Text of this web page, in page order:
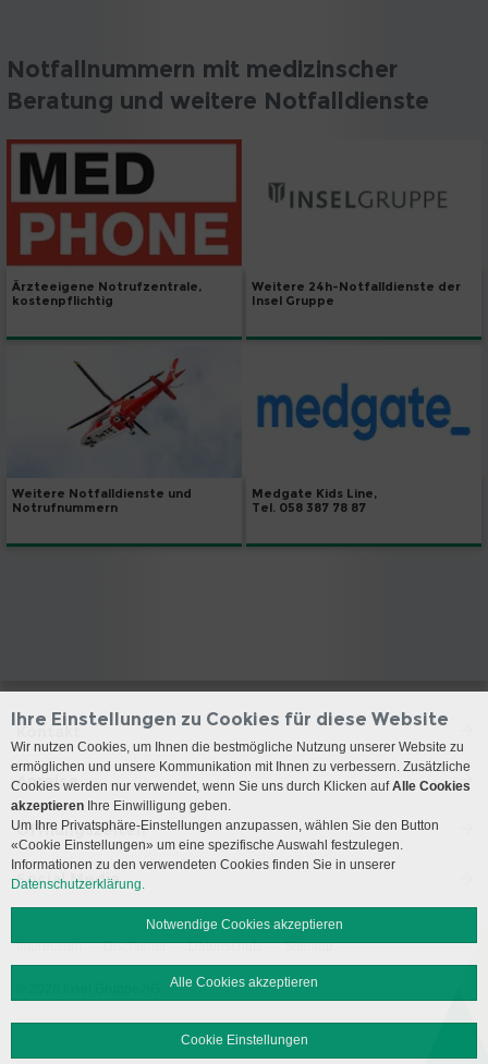
Notfallnummern mit medizinscher
Beratung und weitere Notfalldienste
Ärzteeigene Notrufzentrale,
kostenpflichtig
Weitere 24h-Notfalldienste der
Insel Gruppe
Weitere Notfalldienste und
Notrufnummern
Medgate Kids Line,
Tel. 058 387 78 87
Kontakt
Anreise
Öffnungszeiten
Social Media
Impressum Disclaimer Datenschutz Sitemap
Ihre Einstellungen zu Cookies für diese Website
Wir nutzen Cookies, um Ihnen die bestmögliche Nutzung unserer Website zu
ermöglichen und unsere Kommunikation mit Ihnen zu verbessern. Zusätzliche
Cookies werden nur verwendet, wenn Sie uns durch Klicken aufAlle Cookies
akzeptieren Ihre Einwilligung geben.
Um Ihre Privatsphäre-Einstellungen anzupassen, wählen Sie den Button
«Cookie Einstellungen» um eine spezifische Auswahl festzulegen.
Informationen zu den verwendeten Cookies finden Sie in unserer
Datenschutzerklärung.
Notwendige Cookies akzeptieren
Alle Cookies akzeptieren
Cookie Einstellungen